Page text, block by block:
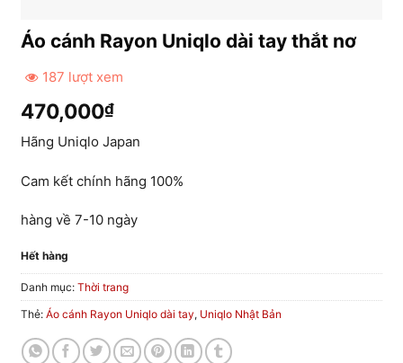
Áo cánh Rayon Uniqlo dài tay thắt nơ
187 lượt xem
470,000₫
Hãng Uniqlo Japan
Cam kết chính hãng 100%
hàng về 7-10 ngày
Hết hàng
Danh mục: Thời trang
Thẻ: Áo cánh Rayon Uniqlo dài tay, Uniqlo Nhật Bản